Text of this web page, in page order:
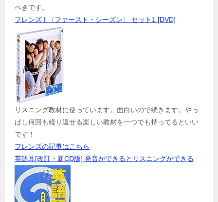
べきです。
フレンズ I 〈ファースト・シーズン〉 セット1 [DVD]
リスニング教材に使っています。面白いので続きます。やっ
ぱし何回も繰り返せる楽しい教材を一つでも持ってるといい
です！
フレンズの記事はこちら
英語耳[改訂・新CD版] 発音ができるとリスニングができる